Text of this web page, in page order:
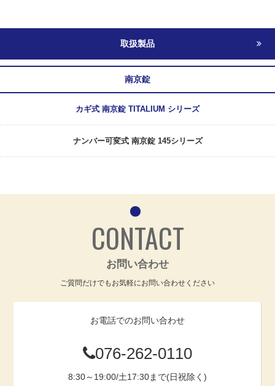
取扱製品
南京錠
カギ式 南京錠 TITALIUM シリーズ
ナンバー可変式 南京錠 145シリーズ
CONTACT
お問い合わせ
ご質問だけでもお気軽にお問い合わせください
お電話でのお問い合わせ
076-262-0110
8:30～19:00/土17:30まで(日祝除く)